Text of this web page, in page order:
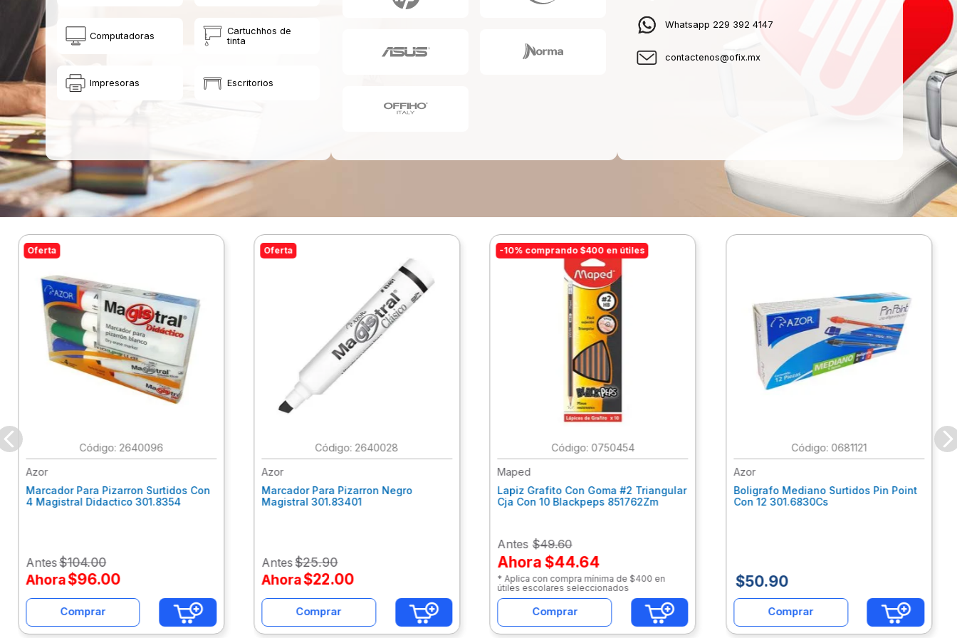
Computadoras
Cartuchhos de
tinta
Impresoras Escritorios
Whatsapp 229 392 4147
contactenos@ofix.mx
Oferta
: 2640096
Azor
Marcador Para Pizarron Surtidos Con
4 Magistral Didactico 301.8354
Antes$104.00
Ahora$96.00
Comprar
Oferta
: 2640028
Azor
Marcador Para Pizarron Negro
Magistral 301.83401
Antes$25.90
Ahora$22.00
Comprar
-10% comprando $400 en útiles
: 0750454
Maped
Lapiz Grafito Con Goma #2 Triangular
Cja Con 10 Blackpeps 851762Zm
Antes$49.60
Ahora$44.64
* Aplica con compra mínima de $400 en
útiles escolares seleccionados
Comprar
: 0681121
Azor
Boligrafo Mediano Surtidos Pin Point
Con 12 301.6830Cs
$50.90
Comprar